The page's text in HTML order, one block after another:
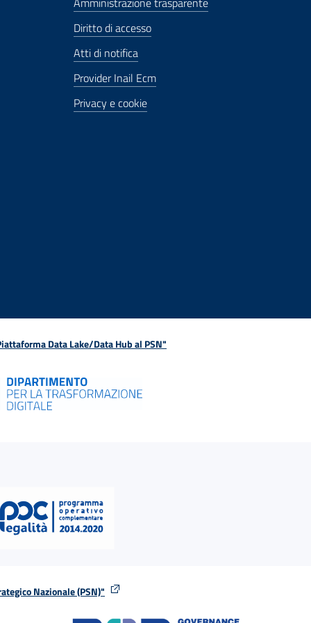
Diritto di accesso
Atti di notifica
Provider Inail Ecm
Privacy e cookie
Data Lake/Data Hub al PSN"
Nazionale (PSN)"